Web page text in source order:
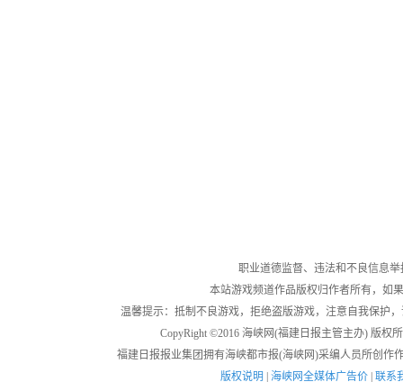
职业道德监督、违法和不良信息举
本站游戏频道作品版权归作者所有，如
温馨提示：抵制不良游戏，拒绝盗版游戏，注意自我保护
CopyRight ©2016 海峡网(福建日报主管主办) 版权
福建日报报业集团拥有海峡都市报(海峡网)采编人员所创作
版权说明
海峡网全媒体广告价 联系